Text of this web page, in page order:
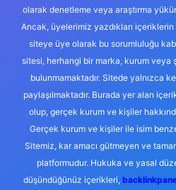
olarak denetleme veya araştırma
Ancak, üyelerimiz yazdıkları
siteye üye olarak bu sorumluluğu
sitesi, herhangi bir marka, kurum veya
bulunmamaktadır. Sitede yalnızca
paylaşılmaktadır. Burada yer alan
olup, gerçek kurum ve kişiler
Gerçek kurum ve kişiler ile isim
Sitemiz, kar amacı gütmeyen ve
platformudur. Hukuka ve yasal
düşündüğünüz içerikleri,